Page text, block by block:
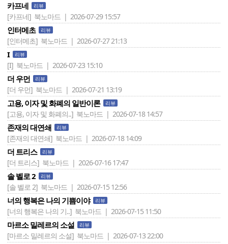
카프네 리뷰
[카프네] 북노마드 | 2026-07-29 15:57
인터메초 리뷰
[인터메초] 북노마드 | 2026-07-27 21:13
I 리뷰
[I] 북노마드 | 2026-07-23 15:10
더 우먼 리뷰
[더 우먼] 북노마드 | 2026-07-21 13:19
고용, 이자 및 화폐의 일반이론 리뷰
[고용, 이자 및 화폐의..] 북노마드 | 2026-07-18 14:57
존재의 대연쇄 리뷰
[존재의 대연쇄] 북노마드 | 2026-07-18 14:09
더 트리스 리뷰
[더 트리스] 북노마드 | 2026-07-16 17:47
솔 벨로 2 리뷰
[솔 벨로 2] 북노마드 | 2026-07-15 12:56
너의 행복은 나의 기쁨이야 리뷰
[너의 행복은 나의 기..] 북노마드 | 2026-07-15 11:50
마르소 밀레르의 소설 리뷰
[마르소 밀레르의 소설] 북노마드 | 2026-07-13 22:00